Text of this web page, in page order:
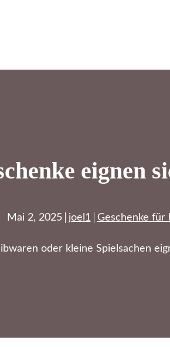
eignen
Mai 2, 2025 joel1 Geschenke für
oder kleine Spielsachen